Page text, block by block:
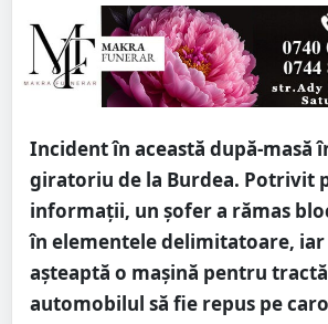
Incident în această după-masă
giratoriu de la Burdea. Potrivit
informații, un șofer a rămas
în elementele delimitatoare, iar
așteaptă o mașină pentru
automobilul să fie repus pe